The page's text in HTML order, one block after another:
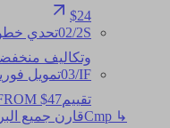
$24
02/2S تحدي
وتكاليف
03/IF تمويل فوري
تقييم$47
↳ Cmp
قارن جميع